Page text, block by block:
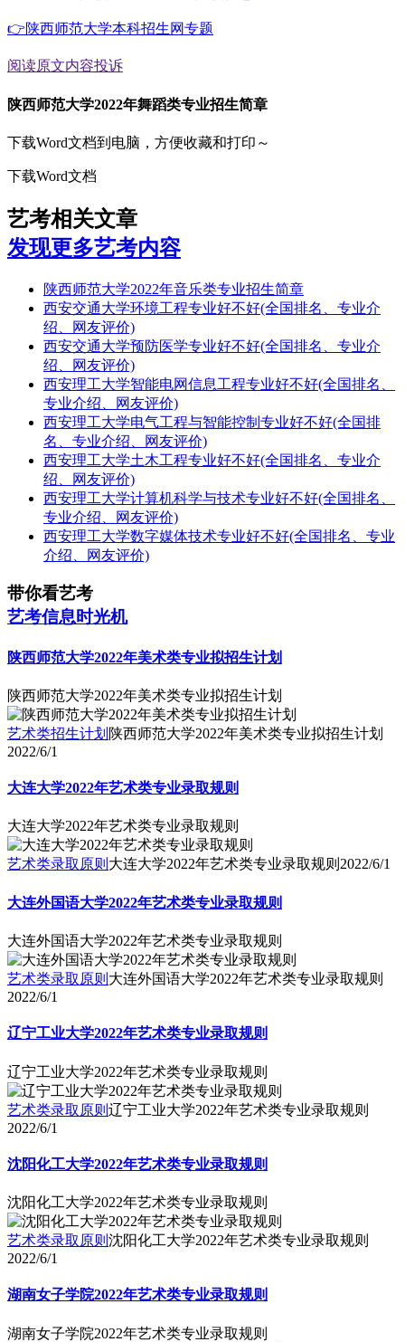
👉陕西师范大学本科招生网专题
阅读原文内容投诉
陕西师范大学2022年舞蹈类专业招生简章
下载Word文档到电脑，方便收藏和打印～
下载Word文档
艺考相关文章
发现更多艺考内容
陕西师范大学2022年音乐类专业招生简章
西安交通大学环境工程专业好不好(全国排名、专业介
绍、网友评价)
西安交通大学预防医学专业好不好(全国排名、专业介
绍、网友评价)
西安理工大学智能电网信息工程专业好不好(全国排名、
专业介绍、网友评价)
西安理工大学电气工程与智能控制专业好不好(全国排
名、专业介绍、网友评价)
西安理工大学土木工程专业好不好(全国排名、专业介
绍、网友评价)
西安理工大学计算机科学与技术专业好不好(全国排名、
专业介绍、网友评价)
西安理工大学数字媒体技术专业好不好(全国排名、专业
介绍、网友评价)
带你看艺考
艺考信息时光机
陕西师范大学2022年美术类专业拟招生计划
陕西师范大学2022年美术类专业拟招生计划
艺术类招生计划 陕西师范大学2022年美术类专业拟招生计划
2022/6/1
大连大学2022年艺术类专业录取规则
大连大学2022年艺术类专业录取规则
艺术类录取原则 大连大学2022年艺术类专业录取规则 2022/6/1
大连外国语大学2022年艺术类专业录取规则
大连外国语大学2022年艺术类专业录取规则
艺术类录取原则 大连外国语大学2022年艺术类专业录取规则
2022/6/1
辽宁工业大学2022年艺术类专业录取规则
辽宁工业大学2022年艺术类专业录取规则
艺术类录取原则 辽宁工业大学2022年艺术类专业录取规则
2022/6/1
沈阳化工大学2022年艺术类专业录取规则
沈阳化工大学2022年艺术类专业录取规则
艺术类录取原则 沈阳化工大学2022年艺术类专业录取规则
2022/6/1
湖南女子学院2022年艺术类专业录取规则
湖南女子学院2022年艺术类专业录取规则